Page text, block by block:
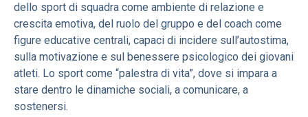
dello sport di squadra come ambiente di relazione e
crescita emotiva, del ruolo del gruppo e del coach come
figure educative centrali, capaci di incidere sull’autostima,
sulla motivazione e sul benessere psicologico dei giovani
atleti. Lo sport come “palestra di vita”, dove si impara a
stare dentro le dinamiche sociali, a comunicare, a
sostenersi.